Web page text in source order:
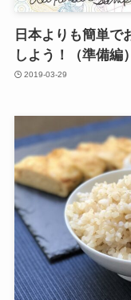
日本よりも簡単で
しよう！（準備編）
2019-03-29